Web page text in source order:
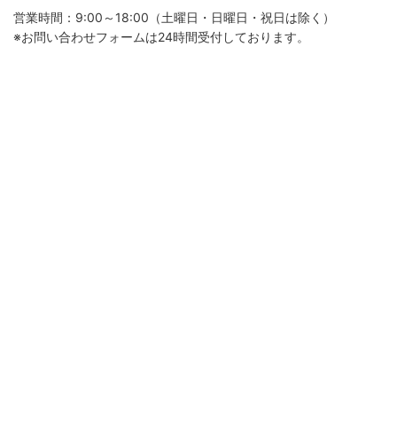
営業時間：9:00～18:00（土曜日・日曜日・祝日は除く）
※お問い合わせフォームは24時間受付しております。